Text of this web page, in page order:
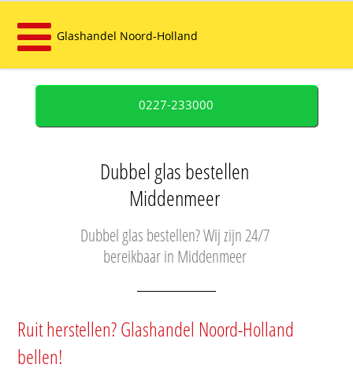
Glashandel Noord-Holland
0227-233000
Dubbel glas bestellen
Middenmeer
Dubbel glas bestellen? Wij zijn 24/7
bereikbaar in Middenmeer
Ruit herstellen? Glashandel Noord-Holland
bellen!